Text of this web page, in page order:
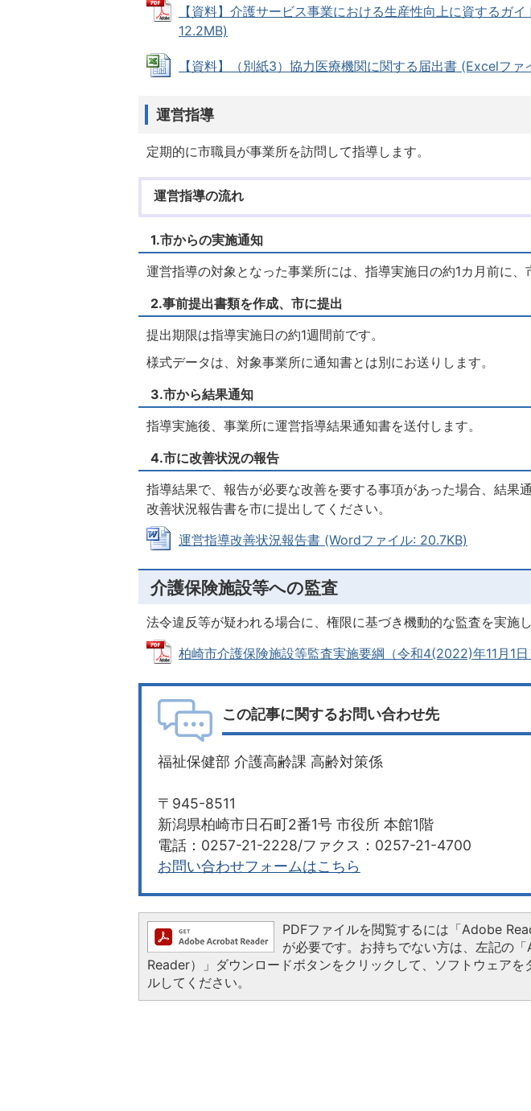
【資料】介護サービス事業における生産性向上に資するガ
12.2MB)
【資料】（別紙3）協力医療機関に関する届出書 (Excelファ
運営指導
定期的に市職員が事業所を訪問して指導します。
運営指導の流れ
1.市からの実施通知
運営指導の対象となった事業所には、指導実施日の約1カ月前に、
2.事前提出書類を作成、市に提出
提出期限は指導実施日の約1週間前です。
様式データは、対象事業所に通知書とは別にお送りします。
3.市から結果通知
指導実施後、事業所に運営指導結果通知書を送付します。
4.市に改善状況の報告
指導結果で、報告が必要な改善を要する事項があった場合、結果
改善状況報告書を市に提出してください。
運営指導改善状況報告書 (Wordファイル: 20.7KB)
介護保険施設等への監査
法令違反等が疑われる場合に、権限に基づき機動的な監査を実施し
柏崎市介護保険施設等監査実施要綱（令和4(2022)年11月1
この記事に関するお問い合わせ先
福祉保健部 介護高齢課 高齢対策係
〒945-8511
新潟県柏崎市日石町2番1号 市役所 本館1階
電話：0257-21-2228/ファクス：0257-21-4700
お問い合わせフォームはこちら
PDFファイルを閲覧するには「Adobe
が必要です。お持ちでない方は、左記の
Reader）」ダウンロードボタンをクリックして、ソフトウェアを
ルしてください。